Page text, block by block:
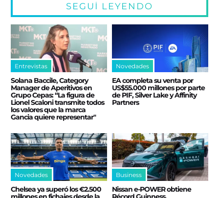
SEGUÍ LEYENDO
Entrevistas
Solana Baccile, Category
Manager de Aperitivos en
Grupo Cepas: “La figura de
Lionel Scaloni transmite todos
los valores que la marca
Gancia quiere representar"
Novedades
EA completa su venta por
US$55.000 millones por parte
de PIF, Silver Lake y Affinity
Partners
Novedades
Chelsea ya superó los €2.500
Business
Nissan e‑POWER obtiene